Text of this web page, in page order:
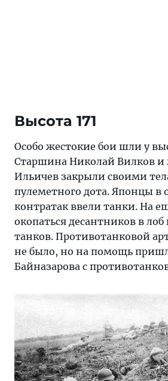
Высота 171
Особо жестокие бои шли у
Старшина Николай Вилков и
Ильичев закрыли своими
пулеметного дота. Японцы в
контратак ввели танки. На
окопаться десантников в
танков. Противотанковой
не было, но на помощь
Байназарова с